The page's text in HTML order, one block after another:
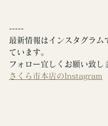
-----
最新情報はインスタグラム
ています。
フォロー宜しくお願い致し
さくら市本店のInstagram